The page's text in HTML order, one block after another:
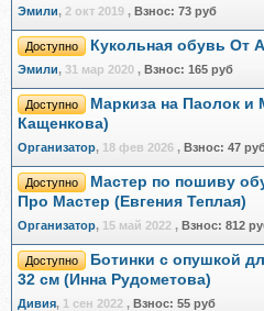
Эмили, 2 окт 2019 , Взнос: 73 руб
Доступно Кукольная обувь От
Эмили, 31 мар 2020 , Взнос: 165 руб
Доступно
Маркиза на Паолок
Кащенкова)
Организатор, 18 фев 2026 , Взнос: 47
Доступно
Мастер по пошиву
Про Мастер (Евгения Теплая)
Организатор, 15 май 2022 , Взнос: 812
Доступно
Ботинки с опушкой
32 см (Инна Рудометова)
Дивия, 1 сен 2022 , Взнос: 55 руб